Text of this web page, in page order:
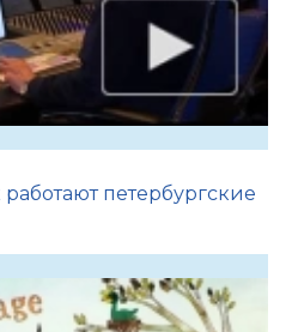
петербургские